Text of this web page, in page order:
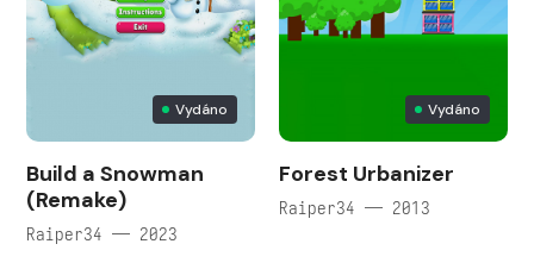
Vydáno
Build a Snowman
(Remake)
Raiper34 — 2023
Vydáno
Forest Urbanizer
Raiper34 — 2013